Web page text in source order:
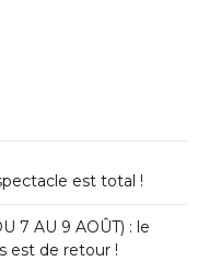
est total !
7 AU 9 AOÛT) : le
est de retour !